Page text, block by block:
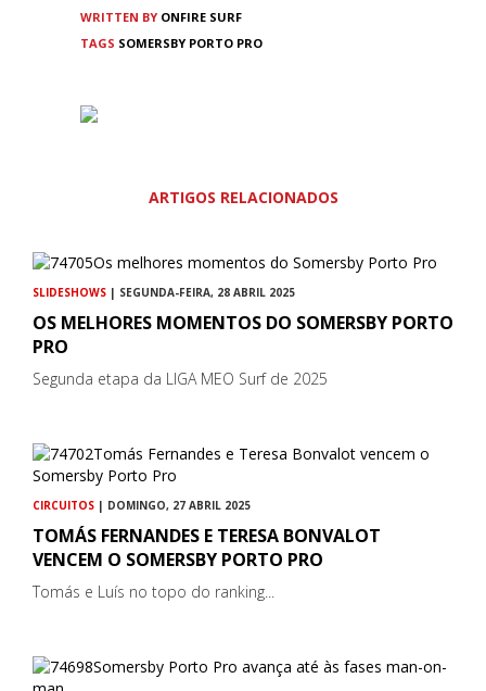
WRITTEN BY ONFIRE SURF
TAGS SOMERSBY PORTO PRO
ARTIGOS RELACIONADOS
SLIDESHOWS | SEGUNDA-FEIRA, 28 ABRIL 2025
OS MELHORES MOMENTOS DO SOMERSBY PORTO
PRO
Segunda etapa da LIGA MEO Surf de 2025
CIRCUITOS | DOMINGO, 27 ABRIL 2025
TOMÁS FERNANDES E TERESA BONVALOT
VENCEM O SOMERSBY PORTO PRO
Tomás e Luís no topo do ranking...